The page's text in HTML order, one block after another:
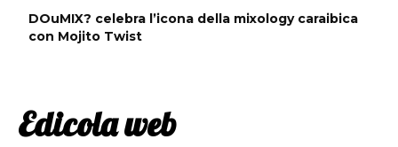
DOuMIX? celebra l’icona della mixology caraibica
con Mojito Twist
Edicola web